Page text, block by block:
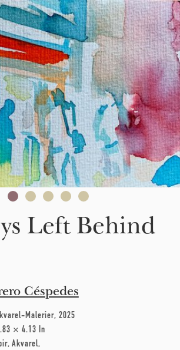
Left Behind
Céspedes
Malerier 2025
× 4.13 In
Akvarel